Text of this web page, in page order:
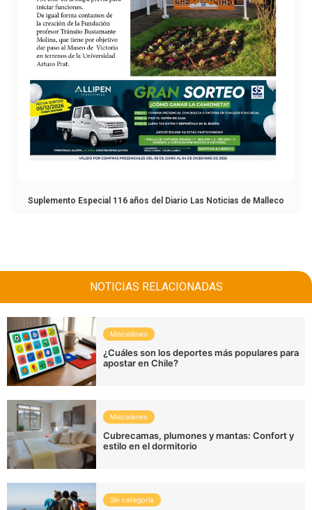
Suplemento Especial 116 años del Diario Las Noticias de Malleco
NOTICIAS RELACIONADAS
Misceláneo
¿Cuáles son los deportes más populares para
apostar en Chile?
Misceláneo
Cubrecamas, plumones y mantas: Confort y
estilo en el dormitorio
Sin categoría